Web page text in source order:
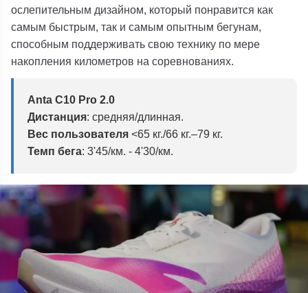
ослепительным дизайном, который понравится как
самым быстрым, так и самым опытным бегунам,
способным поддерживать свою технику по мере
накопления километров на соревнованиях.
Anta C10 Pro 2.0
Дистанция: средняя/длинная.
Вес пользователя<65 кг./66 кг.–79 кг.
Темп бега: 3'45/км. - 4'30/км.